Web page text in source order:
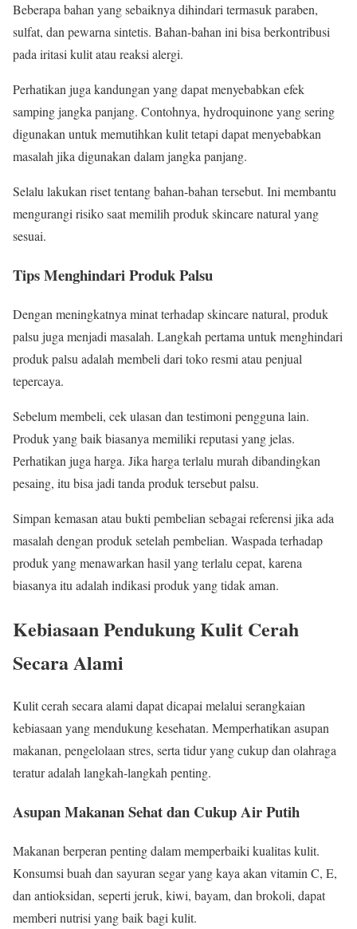
Beberapa bahan yang sebaiknya dihindari termasuk paraben,
sulfat, dan pewarna sintetis. Bahan-bahan ini bisa berkontribusi
pada iritasi kulit atau reaksi alergi.
Perhatikan juga kandungan yang dapat menyebabkan efek
samping jangka panjang. Contohnya, hydroquinone yang sering
digunakan untuk memutihkan kulit tetapi dapat menyebabkan
masalah jika digunakan dalam jangka panjang.
Selalu lakukan riset tentang bahan-bahan tersebut. Ini membantu
mengurangi risiko saat memilih produk skincare natural yang
sesuai.
Tips Menghindari Produk Palsu
Dengan meningkatnya minat terhadap skincare natural, produk
palsu juga menjadi masalah. Langkah pertama untuk menghindari
produk palsu adalah membeli dari toko resmi atau penjual
tepercaya.
Sebelum membeli, cek ulasan dan testimoni pengguna lain.
Produk yang baik biasanya memiliki reputasi yang jelas.
Perhatikan juga harga. Jika harga terlalu murah dibandingkan
pesaing, itu bisa jadi tanda produk tersebut palsu.
Simpan kemasan atau bukti pembelian sebagai referensi jika ada
masalah dengan produk setelah pembelian. Waspada terhadap
produk yang menawarkan hasil yang terlalu cepat, karena
biasanya itu adalah indikasi produk yang tidak aman.
Kebiasaan Pendukung Kulit Cerah
Secara Alami
Kulit cerah secara alami dapat dicapai melalui serangkaian
kebiasaan yang mendukung kesehatan. Memperhatikan asupan
makanan, pengelolaan stres, serta tidur yang cukup dan olahraga
teratur adalah langkah-langkah penting.
Asupan Makanan Sehat dan Cukup Air Putih
Makanan berperan penting dalam memperbaiki kualitas kulit.
Konsumsi buah dan sayuran segar yang kaya akan vitamin C, E,
dan antioksidan, seperti jeruk, kiwi, bayam, dan brokoli, dapat
memberi nutrisi yang baik bagi kulit.